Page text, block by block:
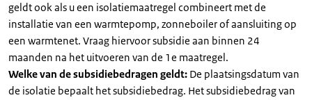
geldt ook als u een isolatiemaatregel combineert met de
installatie van een warmtepomp, zonneboiler of aansluiting op
een warmtenet. Vraag hiervoor subsidie aan binnen 24
maanden na het uitvoeren van de 1e maatregel.
Welke van de subsidiebedragen geldt: De plaatsingsdatum van
de isolatie bepaalt het subsidiebedrag. Het subsidiebedrag van